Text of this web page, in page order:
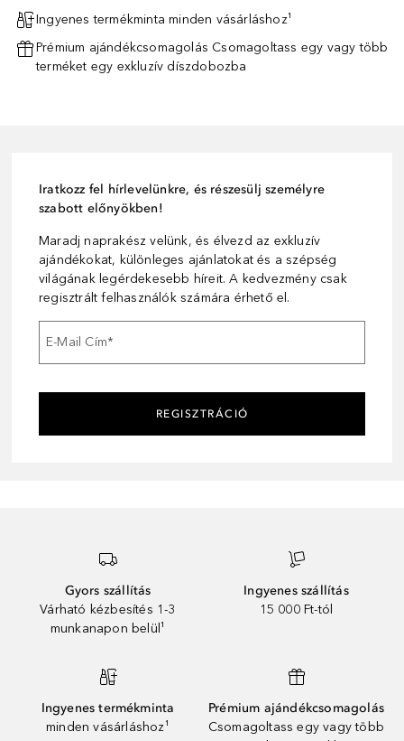
Ingyenes termékminta minden vásárláshoz¹
Prémium ajándékcsomagolás Csomagoltass egy vagy több
terméket egy exkluzív díszdobozba
Iratkozz fel hírlevelünkre, és részesülj személyre
szabott előnyökben!
Maradj naprakész velünk, és élvezd az exkluzív
ajándékokat, különleges ajánlatokat és a szépség
világának legérdekesebb híreit. A kedvezmény csak
regisztrált felhasználók számára érhető el.
E-Mail Cím*
REGISZTRÁCIÓ
Gyors szállítás
Várható kézbesítés 1-3
munkanapon belül¹
Ingyenes szállítás
15 000 Ft-tól
Ingyenes termékminta
minden vásárláshoz¹
Prémium ajándékcsomagolás
Csomagoltass egy vagy több